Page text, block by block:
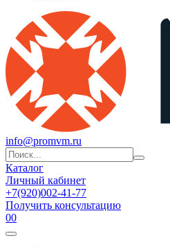
info@promvm.ru
Каталог
Личный кабинет
+7(920)002-41-77
Получить консультацию
00